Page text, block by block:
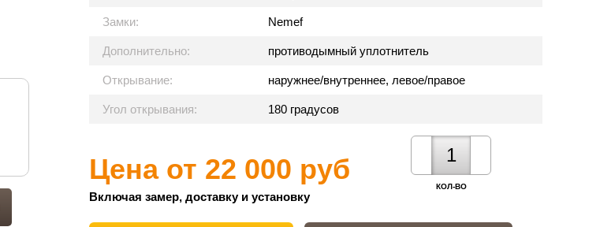
Замки: Nemef
Дополнительно: противодымный уплотнитель
Открывание: наружнее/внутреннее, левое/правое
Угол открывания: 180 градусов
Цена от 22 000 руб
Включая замер, доставку и установку
КОЛ-ВО